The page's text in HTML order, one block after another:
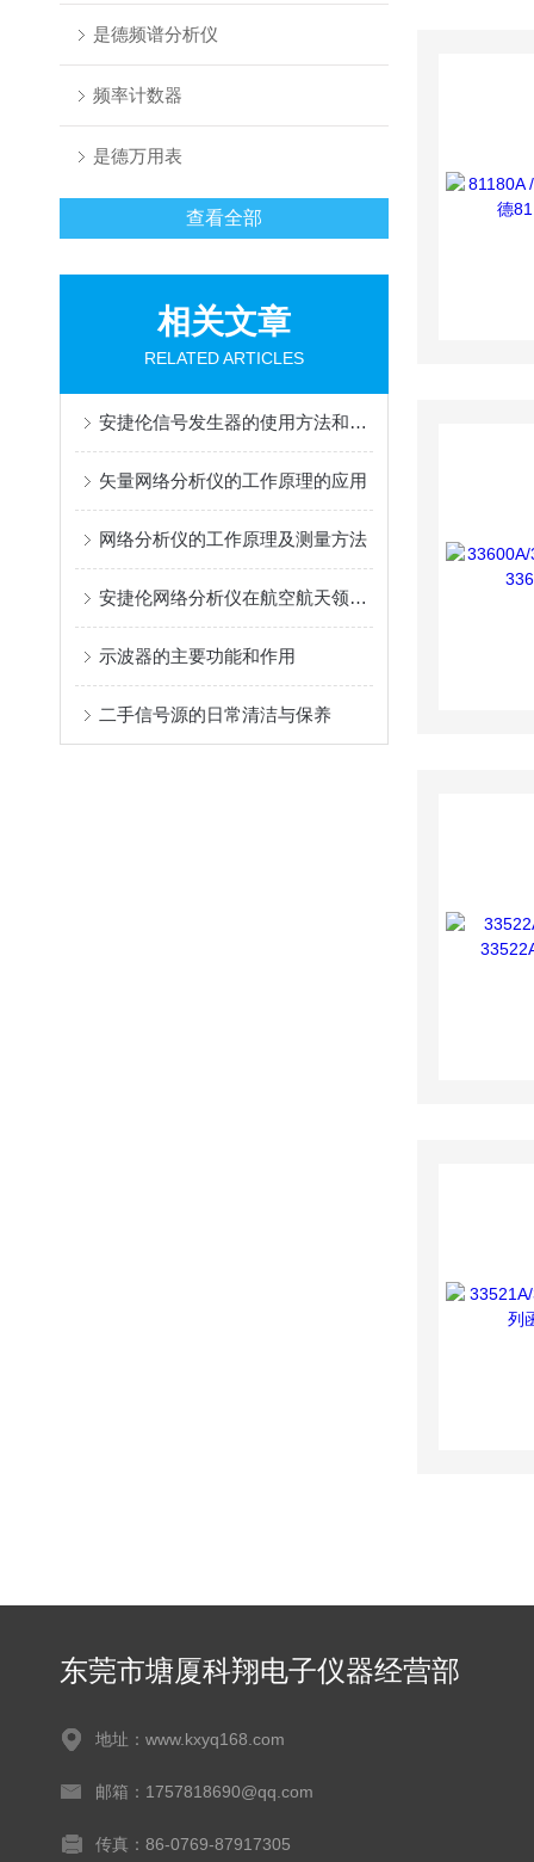
是德频谱分析仪
频率计数器
是德万用表
查看全部
相关文章
RELATED ARTICLES
安捷伦信号发生器的使用方法和操作步骤介绍
矢量网络分析仪的工作原理的应用
网络分析仪的工作原理及测量方法
安捷伦网络分析仪在航空航天领域的应用探索
示波器的主要功能和作用
二手信号源的日常清洁与保养
东莞市塘厦科翔电子仪器经营部
地址：www.kxyq168.com
邮箱：1757818690@qq.com
传真：86-0769-87917305